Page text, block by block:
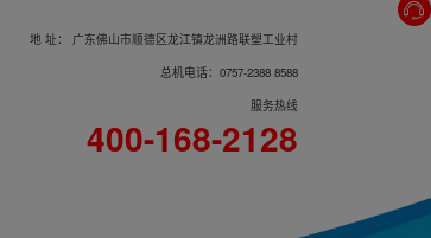
地 址： 广东佛山市顺德区龙江镇龙洲路联塑工业村
总机电话：0757-2388 8588
服务热线
400-168-2128